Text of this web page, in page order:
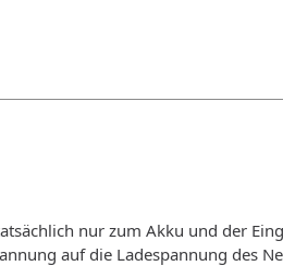
nur zum Akku und der
auf die Ladespannung des